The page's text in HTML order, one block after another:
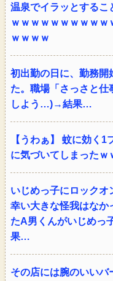
温泉でイラッとするこ
ｗｗｗｗｗｗｗｗｗｗ
ｗｗｗｗ
初出勤の日に、勤務開
た。職場「さっさと仕
しよう…)→結果…
【うわぁ】 蚊に効く1
に気づいてしまったｗ
いじめっ子にロックオ
幸い大きな怪我はなか
たA男くんがいじめっ
果…
その店には腕のいいバ